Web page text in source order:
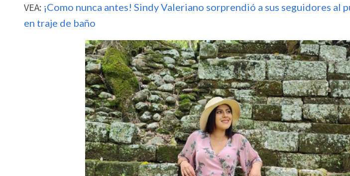
VEA: ¡Como nunca antes! Sindy Valeriano sorprendió a sus seguidores al
en traje de baño